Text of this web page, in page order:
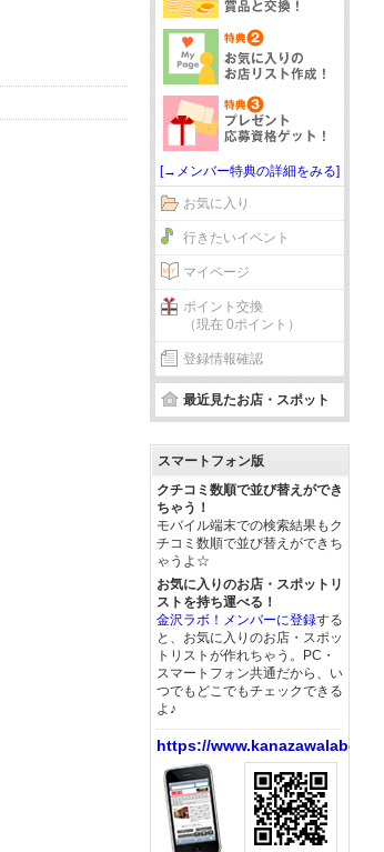
[→メンバー特典の詳細をみる]
お気に入り
行きたいイベント
マイページ
ポイント交換
（現在 0ポイント）
登録情報確認
最近見たお店・スポット
スマートフォン版
クチコミ数順で並び替えができ
ちゃう！
モバイル端末での検索結果もク
チコミ数順で並び替えができち
ゃうよ☆
お気に入りのお店・スポットリ
ストを持ち運べる！
金沢ラボ！メンバーに登録する
と、お気に入りのお店・スポッ
トリストが作れちゃう。PC・
スマートフォン共通だから、い
つでもどこでもチェックできる
よ♪
https://www.kanazawalabo.net/